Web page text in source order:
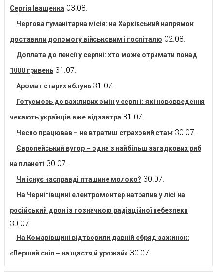
Сергія Іващенка 03.08.
Чергова гуманітарна місія: на Харківський напрямок
доставили допомогу військовим і госпіталю 02.08.
Доплата до пенсії у серпні: хто може отримати понад
1000 гривень 31.07.
Аромат старих яблунь 31.07.
Готуємось до важливих змін у серпні: які нововведення
чекають українців вже відзавтра 31.07.
Чесно працював – не втратиш страховий стаж 30.07.
Європейський вугор – одна з найбільш загадкових риб
на планеті 30.07.
Чи існує насправді пташине молоко? 30.07.
На Чернігівщині електромонтер натрапив у лісі на
російський дрон із позначкою радіаційної небезпеки
30.07.
На Комарівщині відтворили давній обряд зажинок:
«Перший сніп – на щастя й урожай» 30.07.